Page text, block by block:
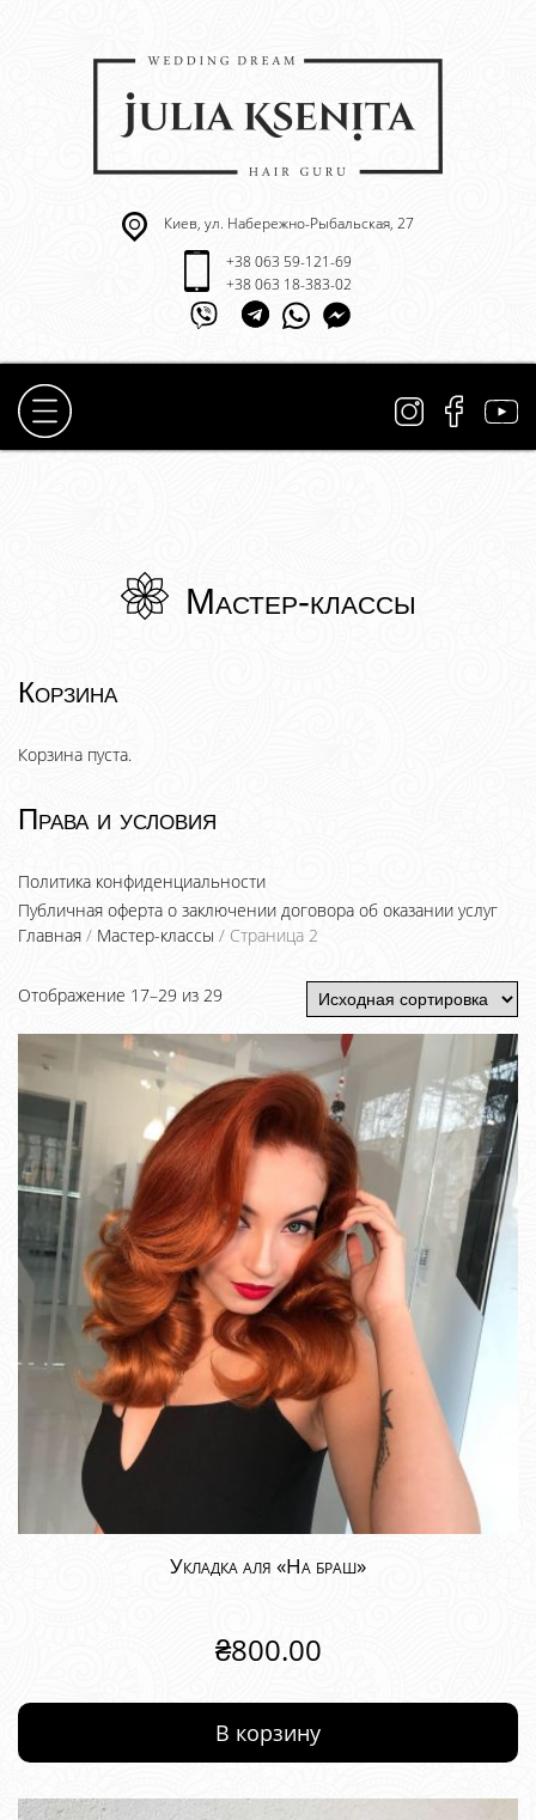
Киев, ул. Набережно-Рыбальская, 27
+38 063 59-121-69
+38 063 18-383-02
Мастер-классы
Корзина
Корзина пуста.
Права и условия
Политика конфиденциальности
Публичная оферта о заключении договора об оказании услуг
Главная / Мастер-классы / Страница 2
Отображение 17–29 из 29
Укладка аля «На браш»
₴800.00
В корзину